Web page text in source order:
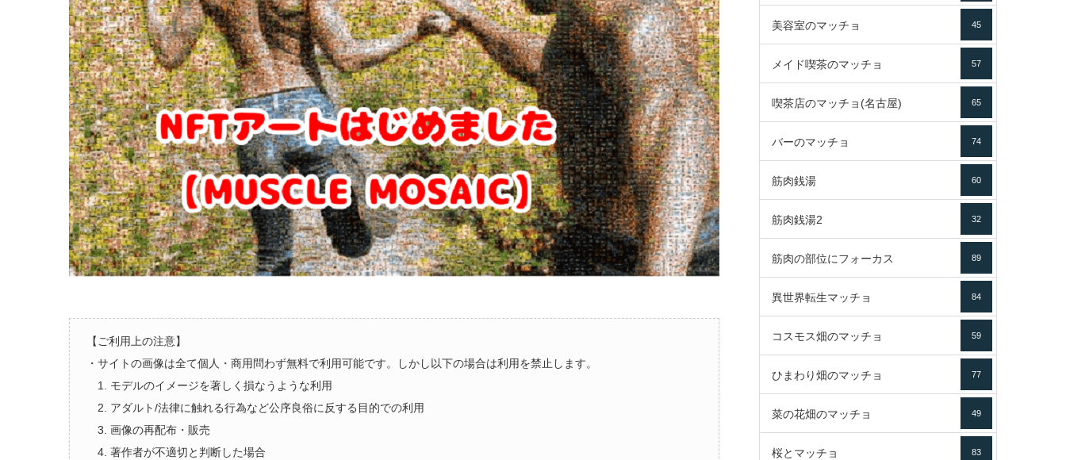
【ご利用上の注意】
・サイトの画像は全て個人・商用問わず無料で利用可能です。しかし以下の場合は利用を禁止します。
1. モデルのイメージを著しく損なうような利用
2. アダルト/法律に触れる行為など公序良俗に反する目的での利用
3. 画像の再配布・販売
4. 著作者が不適切と判断した場合
美容室のマッチョ 45
メイド喫茶のマッチョ 57
喫茶店のマッチョ(名古屋) 65
バーのマッチョ 74
筋肉銭湯 60
筋肉銭湯2 32
筋肉の部位にフォーカス 89
異世界転生マッチョ 84
コスモス畑のマッチョ 59
ひまわり畑のマッチョ 77
菜の花畑のマッチョ 49
桜とマッチョ 83